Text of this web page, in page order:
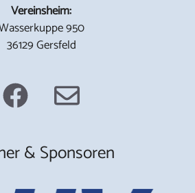
Vereinsheim:
950
36129 Gersfeld
& Sponsoren